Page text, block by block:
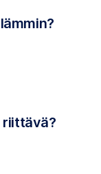
riittävä?